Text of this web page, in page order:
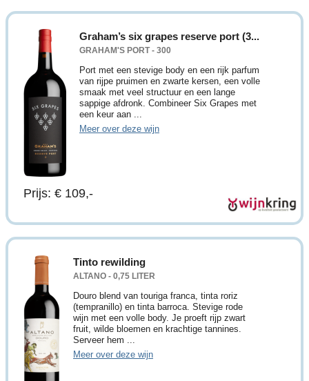
Graham’s six grapes reserve port (3...
GRAHAM'S PORT - 300
Port met een stevige body en een rijk parfum
van rijpe pruimen en zwarte kersen, een volle
smaak met veel structuur en een lange
sappige afdronk. Combineer Six Grapes met
een keur aan ...
Meer over deze wijn
Prijs: € 109,-
Tinto rewilding
ALTANO - 0,75 LITER
Douro blend van touriga franca, tinta roriz
(tempranillo) en tinta barroca. Stevige rode
wijn met een volle body. Je proeft rijp zwart
fruit, wilde bloemen en krachtige tannines.
Serveer hem ...
Meer over deze wijn